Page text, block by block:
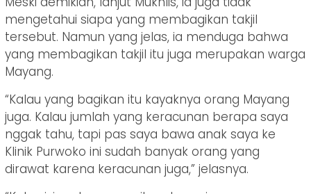
mengetahui siapa yang membagikan takjil
tersebut. Namun yang jelas, ia menduga bahwa
yang membagikan takjil itu juga merupakan warga
Mayang.
“Kalau yang bagikan itu kayaknya orang Mayang
juga. Kalau jumlah yang keracunan berapa saya
nggak tahu, tapi pas saya bawa anak saya ke
Klinik Purwoko ini sudah banyak orang yang
dirawat karena keracunan juga,” jelasnya.